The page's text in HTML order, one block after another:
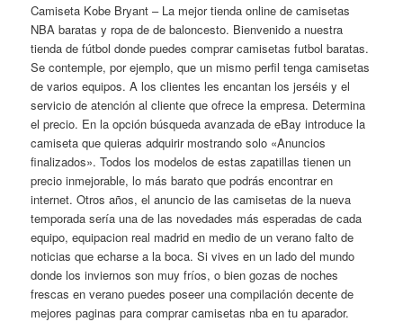
Camiseta Kobe Bryant – La mejor tienda online de camisetas
NBA baratas y ropa de de baloncesto. Bienvenido a nuestra
tienda de fútbol donde puedes comprar camisetas futbol baratas.
Se contemple, por ejemplo, que un mismo perfil tenga camisetas
de varios equipos. A los clientes les encantan los jerséis y el
servicio de atención al cliente que ofrece la empresa. Determina
el precio. En la opción búsqueda avanzada de eBay introduce la
camiseta que quieras adquirir mostrando solo «Anuncios
finalizados». Todos los modelos de estas zapatillas tienen un
precio inmejorable, lo más barato que podrás encontrar en
internet. Otros años, el anuncio de las camisetas de la nueva
temporada sería una de las novedades más esperadas de cada
equipo, equipacion real madrid en medio de un verano falto de
noticias que echarse a la boca. Si vives en un lado del mundo
donde los inviernos son muy fríos, o bien gozas de noches
frescas en verano puedes poseer una compilación decente de
mejores paginas para comprar camisetas nba en tu aparador.